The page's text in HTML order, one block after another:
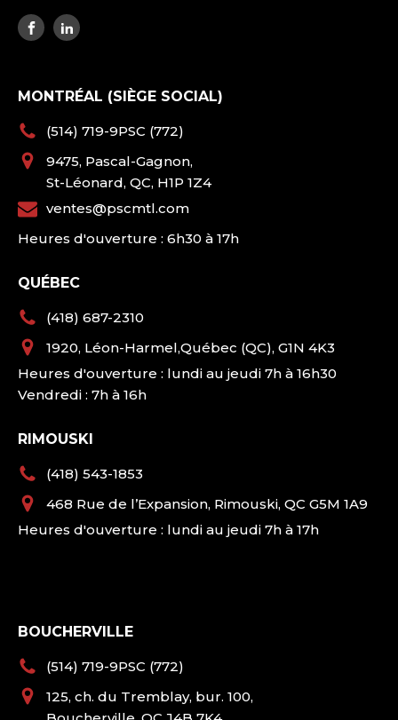
MONTRÉAL (SIÈGE SOCIAL)
(514) 719-9PSC (772)
9475, Pascal-Gagnon,
St-Léonard, QC, H1P 1Z4
ventes@pscmtl.com
Heures d'ouverture : 6h30 à 17h
QUÉBEC
(418) 687-2310
1920, Léon-Harmel,Québec (QC), G1N 4K3
Heures d'ouverture : lundi au jeudi 7h à 16h30
Vendredi : 7h à 16h
RIMOUSKI
(418) 543-1853
468 Rue de l’Expansion, Rimouski, QC G5M 1A9
Heures d'ouverture : lundi au jeudi 7h à 17h
BOUCHERVILLE
(514) 719-9PSC (772)
125, ch. du Tremblay, bur. 100,